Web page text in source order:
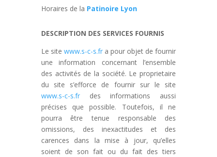
Horaires de la Patinoire Lyon
DESCRIPTION DES SERVICES FOURNIS
Le site www.s-c-s.fra pour objet de fournir
une information concernant l’ensemble
des activités de la société. Le proprietaire
du site s’efforce de fournir sur le site
www.s-c-s.frdes informations aussi
précises que possible. Toutefois, il ne
pourra être tenue responsable des
omissions, des inexactitudes et des
carences dans la mise à jour, qu’elles
soient de son fait ou du fait des tiers